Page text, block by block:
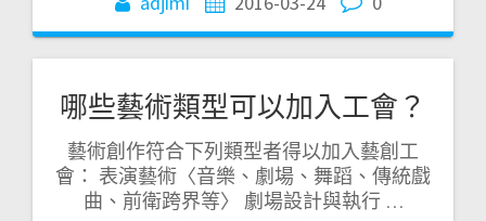
哪些藝術類型可以加入工會？
藝術創作符合下列類型者得以加入藝創工
會： 表演藝術〈音樂、劇場、舞蹈、傳統戲
曲、前衛跨界等〉 劇場設計與執行 …